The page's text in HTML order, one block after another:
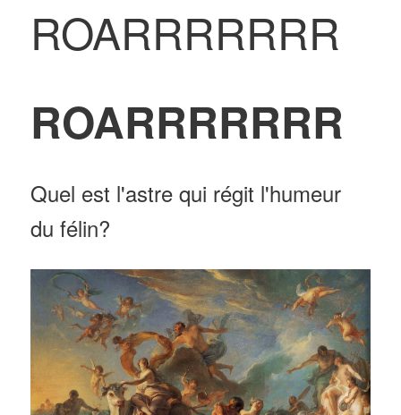
ROARRRRRRR
ROARRRRRRR
Quel est l'astre qui régit l'humeur
du félin?